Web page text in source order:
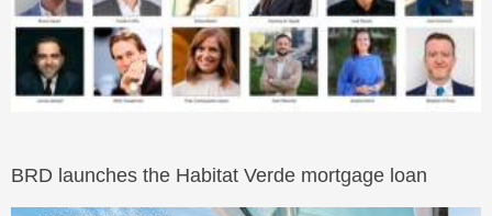
BRD launches the Habitat Verde mortgage loan